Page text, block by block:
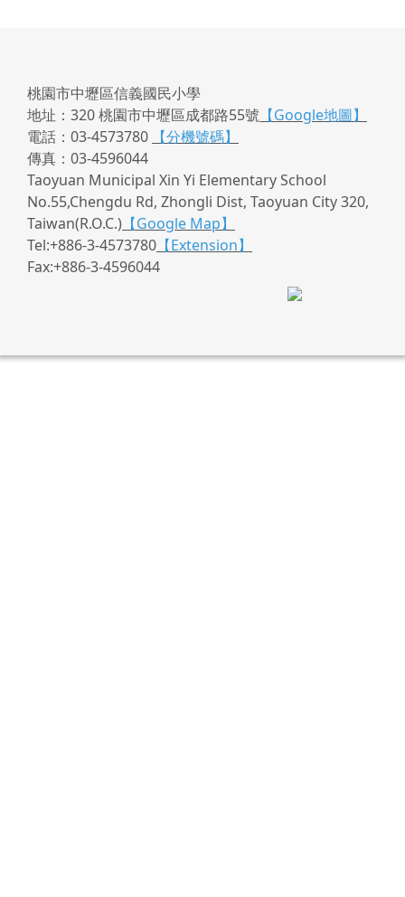
桃園市中壢區信義國民小學
地址：320 桃園市中壢區成都路55號 【Google地圖】
電話：03-4573780
【分機號碼】
傳真：03-4596044
Taoyuan Municipal Xin Yi Elementary School
No.55,Chengdu Rd, Zhongli Dist, Taoyuan City 320,
Taiwan(R.O.C.) 【Google Map】
Tel:+886-3-4573780 【Extension】
Fax:+886-3-4596044